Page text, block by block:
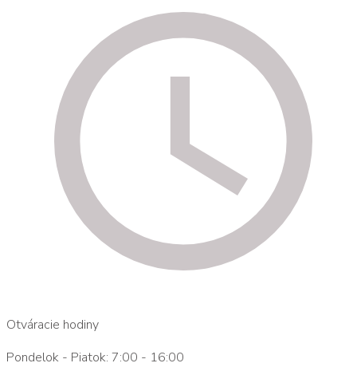
Otváracie hodiny
Pondelok - Piatok: 7:00 - 16:00